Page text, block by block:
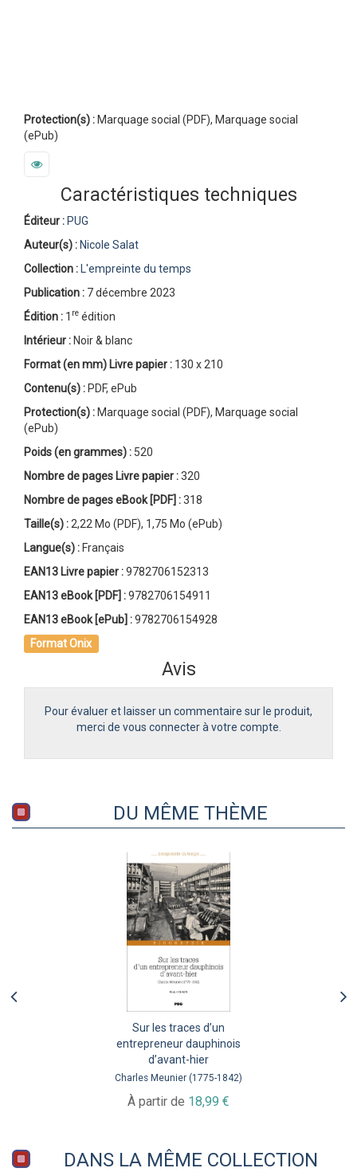
Protection(s) :Marquage social (PDF), Marquage social
(ePub)
Caractéristiques techniques
Éditeur :PUG
Auteur(s) :Nicole Salat
Collection :L'empreinte du temps
Publication : 7 décembre 2023
Édition : 1 re édition
Intérieur :Noir & blanc
Format (en mm) Livre papier : 130 x 210
Contenu(s) :PDF, ePub
Protection(s) :Marquage social (PDF), Marquage social
(ePub)
Poids (en grammes) : 520
Nombre de pages Livre papier :320
Nombre de pageseBook [PDF] :318
Taille(s) : 2,22 Mo (PDF), 1,75 Mo (ePub)
Langue(s) :Français
EAN13 Livre papier :9782706152313
EAN13 eBook [PDF] :9782706154911
EAN13 eBook [ePub] :9782706154928
Format Onix
Avis
Pour évaluer et laisser un commentaire sur le produit,
merci de vous connecter à votre compte.
DU MÊME THÈME
Sur les traces d’un
entrepreneur dauphinois
d’avant-hier
Charles Meunier (1775-1842)
À partir de 18,99 €
DANS LA MÊME COLLECTION